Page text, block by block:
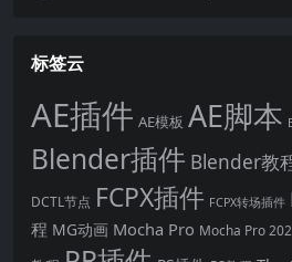
标签云
AE插件 AE模板 AE脚本
Blender插件 Blender教
DCTL节点 FCPX插件 FCPX转场插件
程 MG动画 Mocha Pro Mocha Pro